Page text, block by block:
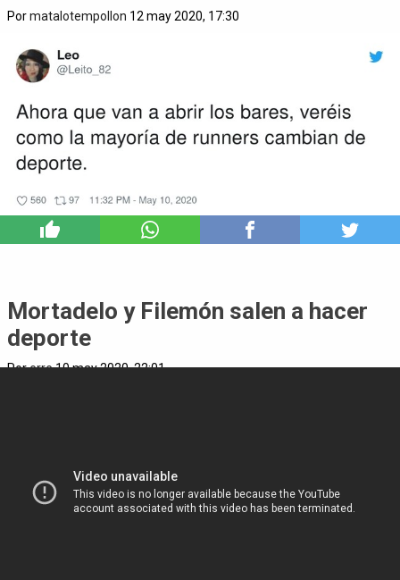
Pormatalotempollon 12 may 2020, 17:30
Mortadelo y Filemón salen a hacer
deporte
Porerre10 may 2020, 22:01